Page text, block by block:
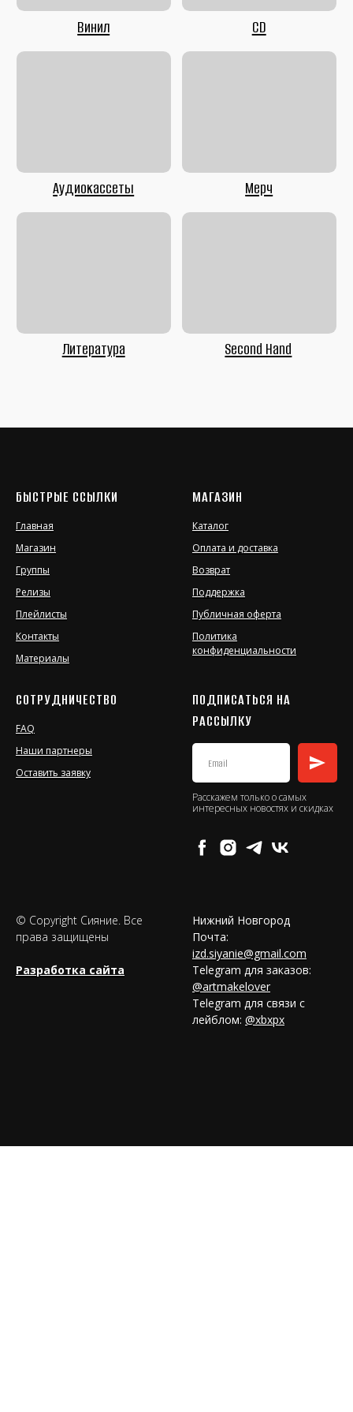
БЫСТРЫЕ ССЫЛКИ
Главная
Магазин
Группы
Релизы
Плейлисты
Контакты
Материалы
МАГАЗИН
Каталог
Оплата и доставка
Возврат
Поддержка
Публичная оферта
Политика
конфиденциальности
СОТРУДНИЧЕСТВО
FAQ
Наши партнеры
Оставить заявку
ПОДПИСАТЬСЯ НА
РАССЫЛКУ
Расскажем только о самых
интересных новостях и скидках
© Copyright Сияние. Все
права защищены
Разработка сайта
Нижний Новгород
Почта:
izd.siyanie@gmail.com
Telegram для заказов:
@artmakelover
Telegram для связи с
лейблом: @xbxpx